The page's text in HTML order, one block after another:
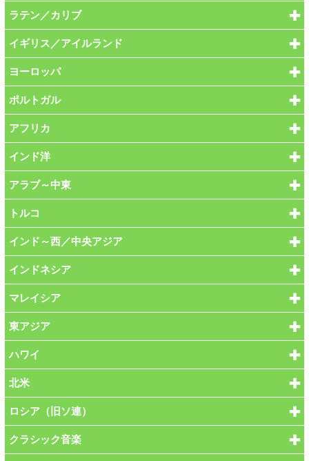
ラテン／カリブ
イギリス／アイルランド
ヨーロッパ
ポルトガル
アフリカ
インド洋
アラブ～中東
トルコ
インド～西／中央アジア
インドネシア
マレイシア
東アジア
ハワイ
北米
ロシア（旧ソ連）
クラシック音楽